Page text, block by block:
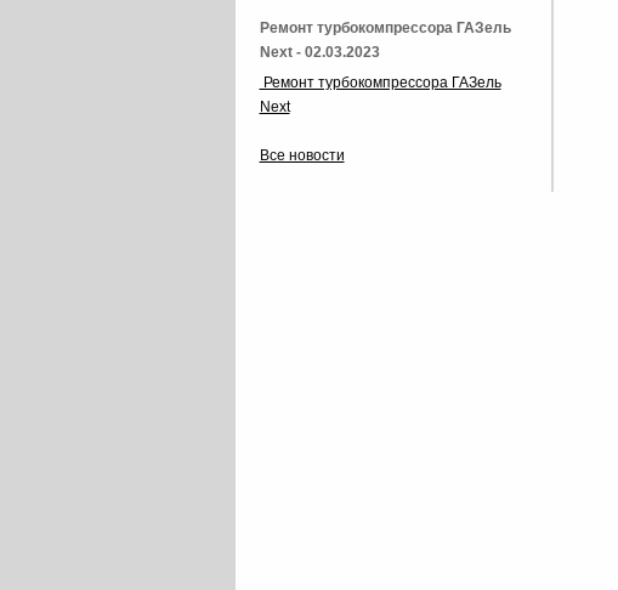
Ремонт турбокомпрессора ГАЗель
Next - 02.03.2023
Ремонт турбокомпрессора ГАЗель
Next
Все новости